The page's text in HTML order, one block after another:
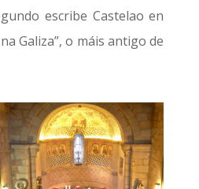
escribe Castelao en
Galiza”, o máis antigo de